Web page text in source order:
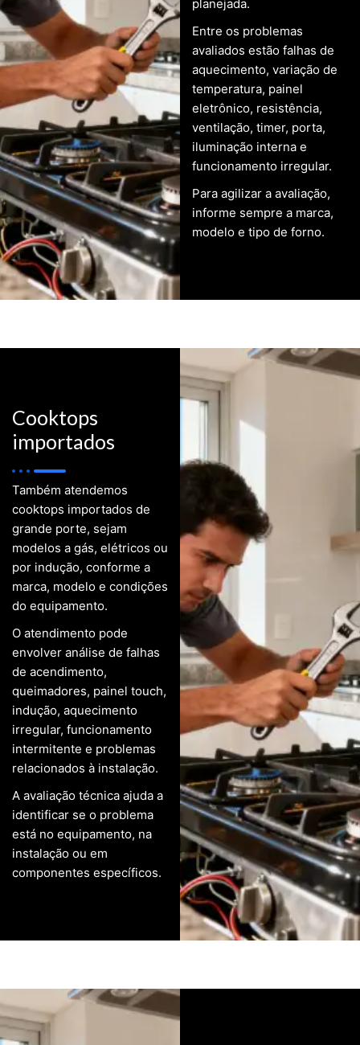
planejada.
Entre os problemas
avaliados estão falhas de
aquecimento, variação de
temperatura, painel
eletrônico, resistência,
ventilação, timer, porta,
iluminação interna e
funcionamento irregular.
Para agilizar a avaliação,
informe sempre a marca,
modelo e tipo de forno.
Cooktops
importados
Também atendemos
cooktops importados de
grande porte, sejam
modelos a gás, elétricos ou
por indução, conforme a
marca, modelo e condições
do equipamento.
O atendimento pode
envolver análise de falhas
de acendimento,
queimadores, painel touch,
indução, aquecimento
irregular, funcionamento
intermitente e problemas
relacionados à instalação.
A avaliação técnica ajuda a
identificar se o problema
está no equipamento, na
instalação ou em
componentes específicos.